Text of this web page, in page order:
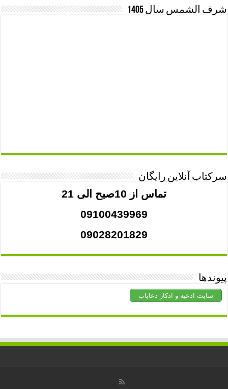
شرف الشمس سال 1405
سرکتاب آنلاین رایگان
تماس از 10صبح الی 21
09100439969
09028201829
پیوندها
سایت ادعیه و اذکار دعایاب